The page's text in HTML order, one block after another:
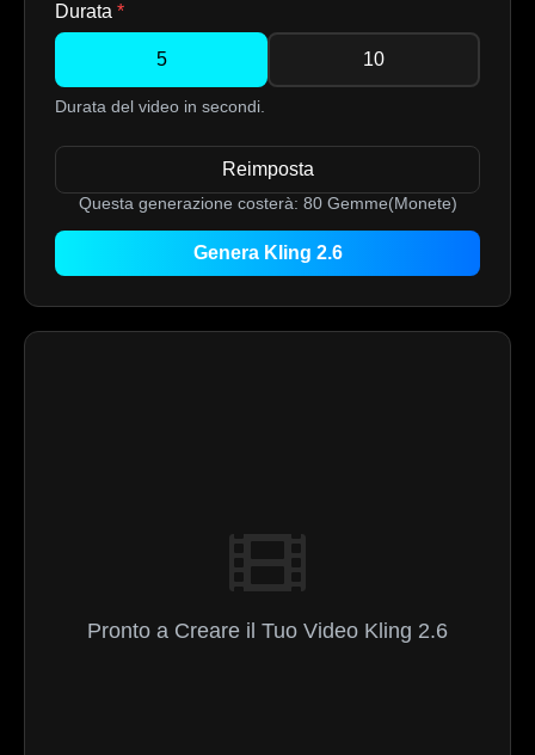
Durata *
5 10
Durata del video in secondi.
Reimposta
Questa generazione costerà: 80Gemme(Monete)
Genera Kling 2.6
Pronto a Creare il Tuo Video Kling 2.6